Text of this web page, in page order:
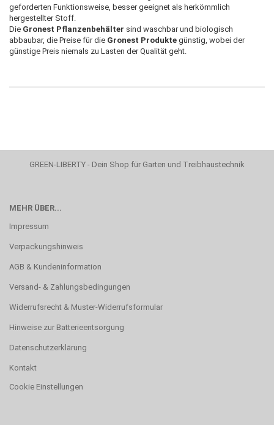
geforderten Funktionsweise, besser geeignet als herkömmlich
hergestellter Stoff.
Die Gronest Pflanzenbehälter sind waschbar und biologisch
abbaubar, die Preise für die Gronest Produkte günstig, wobei der
günstige Preis niemals zu Lasten der Qualität geht.
GREEN-LIBERTY - Dein Shop für Garten und Treibhaustechnik
MEHR ÜBER...
Impressum
Verpackungshinweis
AGB & Kundeninformation
Versand- & Zahlungsbedingungen
Widerrufsrecht & Muster-Widerrufsformular
Hinweise zur Batterieentsorgung
Datenschutzerklärung
Kontakt
Cookie Einstellungen